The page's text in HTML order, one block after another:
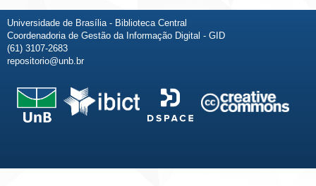
Universidade de Brasília - Biblioteca Central
Coordenadoria de Gestão da Informação Digital - GID
(61) 3107-2683
repositorio@unb.br